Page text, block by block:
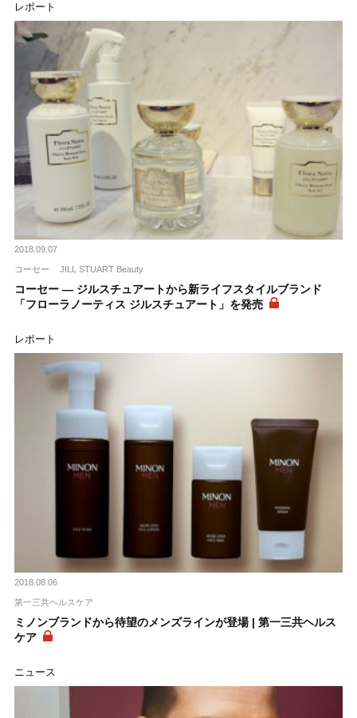
レポート
2018.09.07
コーセー JILL STUART Beauty
コーセー ― ジルスチュアートから新ライフスタイルブランド
「フローラノーティス ジルスチュアート」を発売
レポート
2018.08.06
第一三共ヘルスケア
ミノンブランドから待望のメンズラインが登場 | 第一三共ヘルス
ケア
ニュース